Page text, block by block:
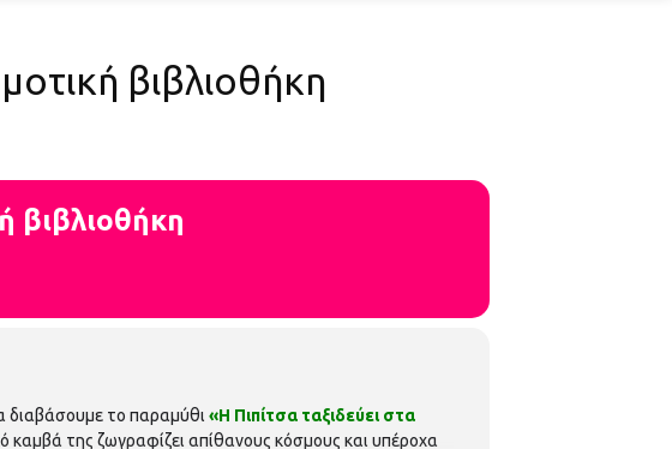
βιβλιοθήκη
βιβλιοθήκη
διαβάσουμε το παραμύθι «Η Πιπίτσα ταξιδεύει στα
της ζωγραφίζει απίθανους κόσμους και υπέροχα